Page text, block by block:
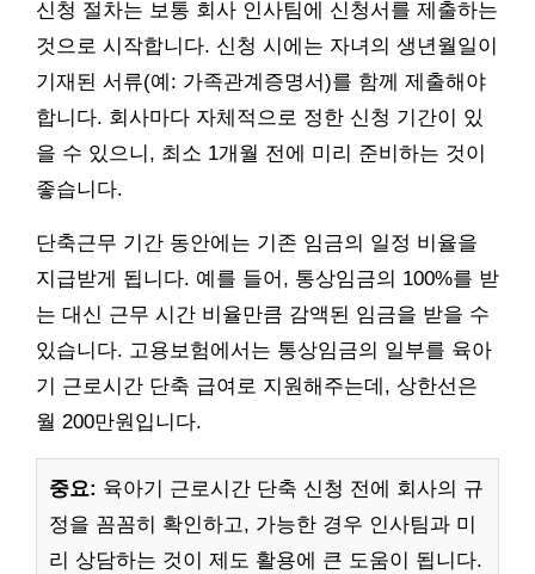
신청 절차는 보통 회사 인사팀에 신청서를 제출하는
것으로 시작합니다. 신청 시에는 자녀의 생년월일이
기재된 서류(예: 가족관계증명서)를 함께 제출해야
합니다. 회사마다 자체적으로 정한 신청 기간이 있
을 수 있으니, 최소 1개월 전에 미리 준비하는 것이
좋습니다.
단축근무 기간 동안에는 기존 임금의 일정 비율을
지급받게 됩니다. 예를 들어, 통상임금의 100%를 받
는 대신 근무 시간 비율만큼 감액된 임금을 받을 수
있습니다. 고용보험에서는 통상임금의 일부를 육아
기 근로시간 단축 급여로 지원해주는데, 상한선은
월 200만원입니다.
중요: 육아기 근로시간 단축 신청 전에 회사의 규
정을 꼼꼼히 확인하고, 가능한 경우 인사팀과 미
리 상담하는 것이 제도 활용에 큰 도움이 됩니다.